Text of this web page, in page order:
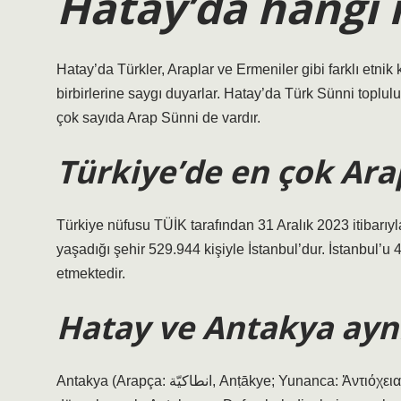
Hatay’da Türkler, Araplar ve Ermeniler gibi farklı
birbirlerine saygı duyarlar. Hatay’da Türk Sünni
çok sayıda Arap Sünni de vardır.
Türkiye’de en çok
Türkiye nüfusu TÜİK tarafından 31 Aralık 2023
yaşadığı şehir 529.944 kişiyle İstanbul’dur.
etmektedir.
Hatay ve Antakya
Antakya (Arapça: انطاكيّة, Anṭākye; Yunanca: Ἀντιόχεια, Antiohia) Hatay ilinin en kalabalık ilçesi ve merkezidir. Yeni